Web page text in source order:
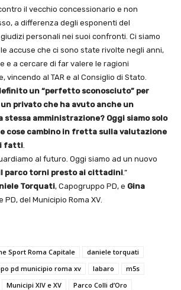
il vecchio concessionario e non
a differenza degli esponenti del
personali nei suoi confronti. Ci siamo
accuse che ci sono state rivolte negli anni,
e a cercare di far valere le ragioni
vincendo al TAR e al Consiglio di Stato.
un “perfetto sconosciuto” per
privato che ha avuto anche un
stessa amministrazione? Oggi siamo solo
cose cambino in fretta sulla valutazione
fatti
al futuro. Oggi siamo ad un nuovo
parco torni presto ai cittadini.”
Torquati, Capogruppo PD, e Gina
PD, del Municipio Roma XV.
Sport Roma Capitale
daniele torquati
pd municipio roma xv labaro
m5s
Municipi XIV e XV
Parco Colli d’Oro